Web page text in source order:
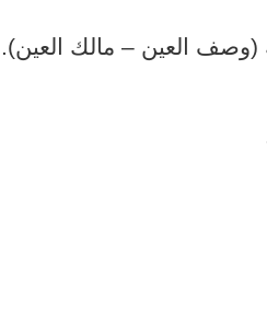
(وصف العين – مالك العين).